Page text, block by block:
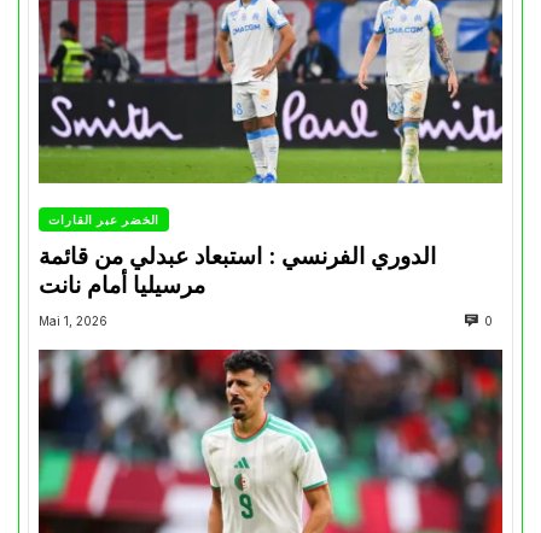
الخضر عبر القارات
الدوري الفرنسي : استبعاد عبدلي من قائمة
مرسيليا أمام نانت
Mai 1, 2026 0